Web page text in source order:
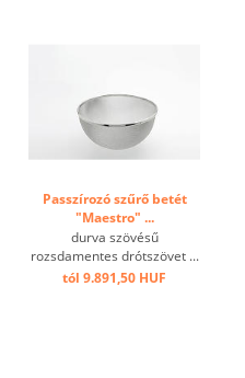
Passzírozó szűrő betét
"Maestro" ...
durva szövésű
rozsdamentes drótszövet ...
tól 9.891,50 HUF